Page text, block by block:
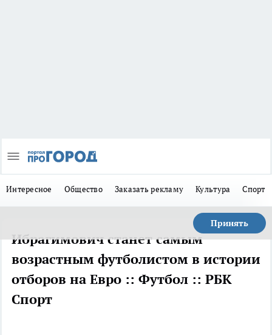
Интересное Общество Заказать рекламу Культура Спорт
Принять
Ибрагимович станет самым
возрастным футболистом в истории
отборов на Евро :: Футбол :: РБК
Спорт